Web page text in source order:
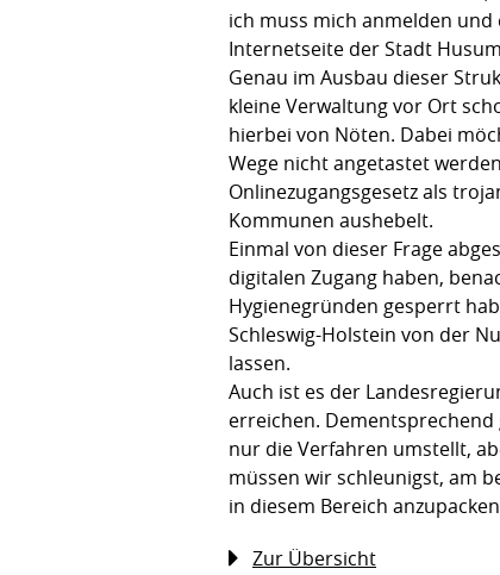
ich muss mich anmelden
Internetseite der Stadt
Genau im Ausbau dieser
kleine Verwaltung vor Ort
hierbei von Nöten. Dabei
Wege nicht angetastet
Onlinezugangsgesetz als
Kommunen aushebelt.
Einmal von dieser Frage
digitalen Zugang haben,
Hygienegründen gesperrt
Schleswig-Holstein von der
lassen.
Auch ist es der
erreichen.
nur die Verfahren umstellt,
müssen wir schleunigst, am
in diesem Bereich
Zur Übersicht